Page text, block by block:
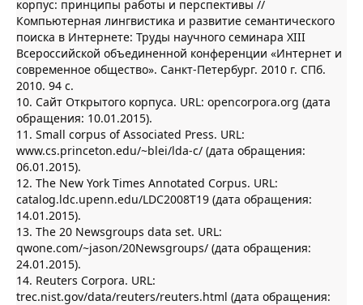
корпус: принципы работы и перспективы //
Компьютерная лингвистика и развитие семантического
поиска в Интернете: Труды научного семинара XIII
Всероссийской объединенной конференции «Интернет и
современное общество». Санкт-Петербург. 2010 г. СПб.
2010. 94 с.
10. Сайт Открытого корпуса. URL: opencorpora.org (дата
обращения: 10.01.2015).
11. Small corpus of Associated Press. URL:
www.cs.princeton.edu/~blei/lda-c/ (дата обращения:
06.01.2015).
12. The New York Times Annotated Corpus. URL:
catalog.ldc.upenn.edu/LDC2008T19 (дата обращения:
14.01.2015).
13. The 20 Newsgroups data set. URL:
qwone.com/~jason/20Newsgroups/ (дата обращения:
24.01.2015).
14. Reuters Corpora. URL:
trec.nist.gov/data/reuters/reuters.html (дата обращения: